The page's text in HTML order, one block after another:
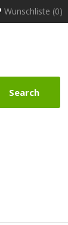
Wunschliste (0)
Search